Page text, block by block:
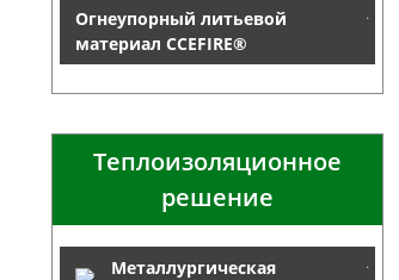
Огнеупорный литьевой
материал CCEFIRE®
Теплоизоляционное
решение
Металлургическая